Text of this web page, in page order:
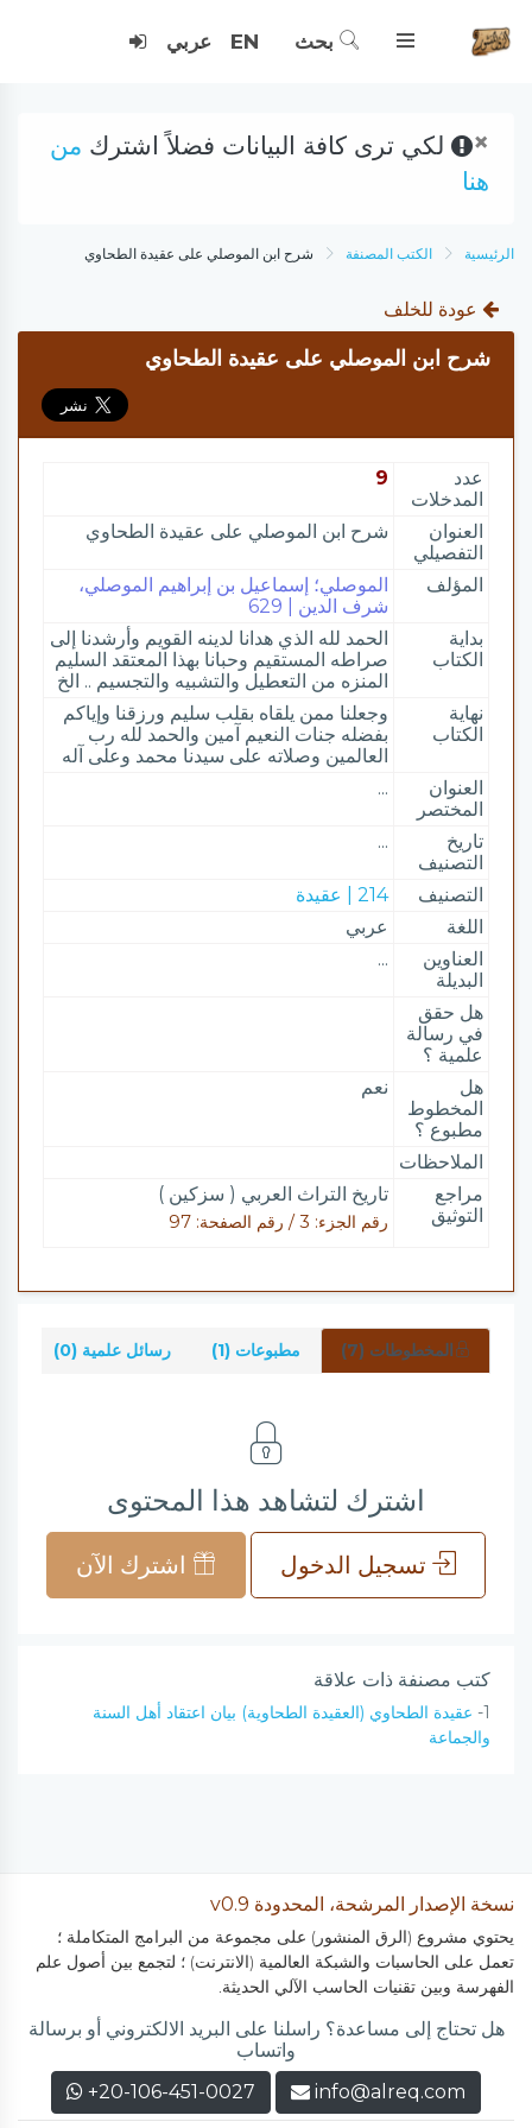
بحث EN عربي
× لكي ترى كافة البيانات فضلاً اشترك من
هنا
الرئيسية الكتب المصنفة شرح ابن الموصلي على عقيدة الطحاوي
عودة للخلف
شرح ابن الموصلي على عقيدة الطحاوي
عدد
المدخلات
9
العنوان
التفصيلي
شرح ابن الموصلي على عقيدة الطحاوي
المؤلف
الموصلي؛ إسماعيل بن إبراهيم الموصلي،
شرف الدين | 629
بداية
الكتاب
الحمد لله الذي هدانا لدينه القويم وأرشدنا إلى
صراطه المستقيم وحبانا بهذا المعتقد السليم
المنزه من التعطيل والتشبيه والتجسيم .. الخ
نهاية
الكتاب
وجعلنا ممن يلقاه بقلب سليم ورزقنا وإياكم
بفضله جنات النعيم آمين والحمد لله رب
العالمين وصلاته على سيدنا محمد وعلى آله
العنوان
المختصر
...
تاريخ
التصنيف
...
التصنيف
214 | عقيدة
اللغة
عربي
العناوين
البديلة
...
هل حقق
في رسالة
علمية ؟
هل
المخطوط
مطبوع ؟
نعم
الملاحظات
مراجع
التوثيق
تاريخ التراث العربي ( سزكين )
رقم الجزء: 3 / رقم الصفحة: 97
المخطوطات (7) مطبوعات (1) رسائل علمية (0)
اشترك لتشاهد هذا المحتوى
تسجيل الدخول اشترك الآن
كتب مصنفة ذات علاقة
1- عقيدة الطحاوي (العقيدة الطحاوية) بيان اعتقاد أهل السنة
والجماعة
نسخة الإصدار المرشحة، المحدودة v0.9
يحتوي مشروع (الرق المنشور) على مجموعة من البرامج المتكاملة ؛
تعمل على الحاسبات والشبكة العالمية (الانترنت) ؛ لتجمع بين أصول علم
الفهرسة وبين تقنيات الحاسب الآلي الحديثة.
هل تحتاج إلى مساعدة؟ راسلنا على البريد الالكتروني أو برسالة
واتساب
info@alreq.com
+20-106-451-0027